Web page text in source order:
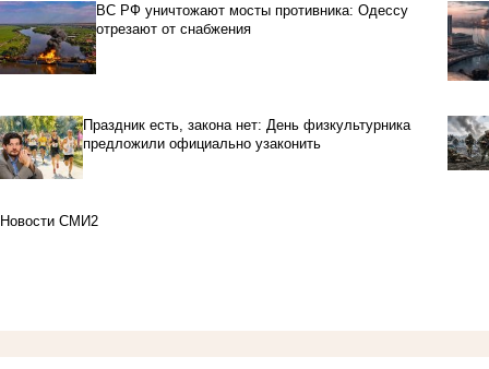
ВС РФ уничтожают мосты противника: Одессу
отрезают от снабжения
Праздник есть, закона нет: День физкультурника
предложили официально узаконить
Новости СМИ2